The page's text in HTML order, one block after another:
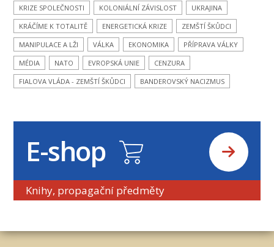
KRIZE SPOLEČNOSTI
KOLONIÁLNÍ ZÁVISLOST
UKRAJINA
KRÁČÍME K TOTALITĚ
ENERGETICKÁ KRIZE
ZEMŠTÍ ŠKŮDCI
MANIPULACE A LŽI
VÁLKA EKONOMIKA
PŘÍPRAVA VÁLKY
MÉDIA
NATO EVROPSKÁ UNIE
CENZURA
FIALOVA VLÁDA - ZEMŠTÍ ŠKŮDCI
BANDEROVSKÝ NACIZMUS
E-shop
Knihy, propagační předměty